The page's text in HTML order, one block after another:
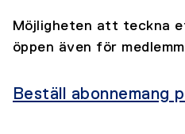
Möjligheten att teckna
öppen även för
Beställ abonnemang